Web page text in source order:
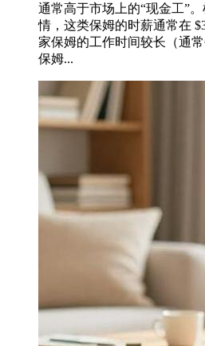
通常高于市场上的“现金工”
情，这类保姆的时薪通常在
家保姆的工作时间较长（通
保姆...